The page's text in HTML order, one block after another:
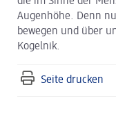
Augenhöhe. Denn
bewegen und über
Kogelnik.
Seite drucken